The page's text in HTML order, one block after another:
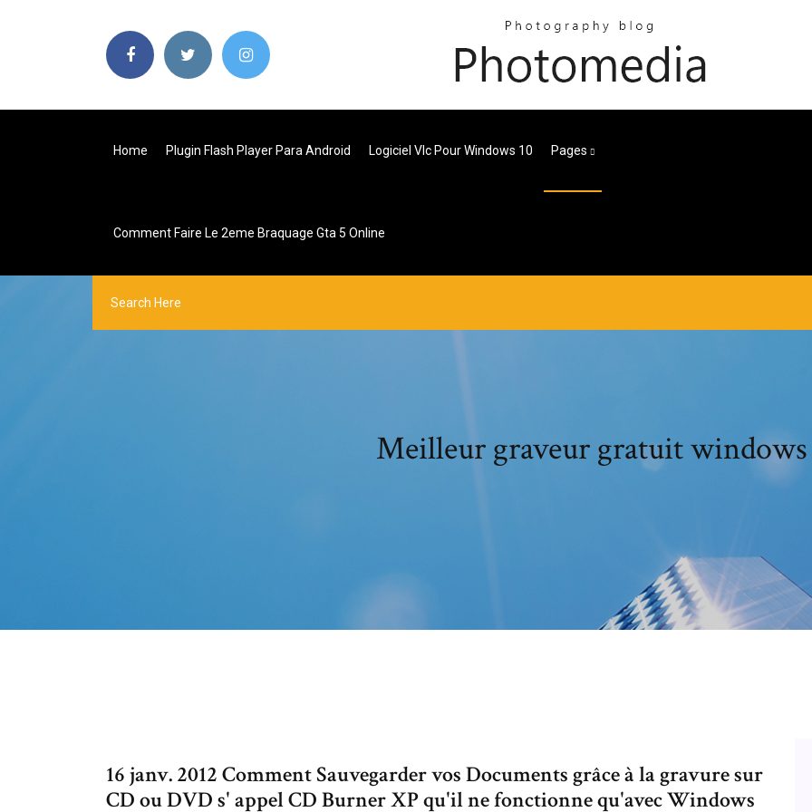
Home Plugin Flash Player Para Android Logiciel Vlc Pour Windows 10 Pages
Comment Faire Le 2eme Braquage Gta 5 Online
Meilleur graveur gratuit windows
16 janv. 2012 Comment Sauvegarder vos Documents grâce à la gravure sur
CD ou DVD s' appel CD Burner XP qu'il ne fonctionne qu'avec Windows